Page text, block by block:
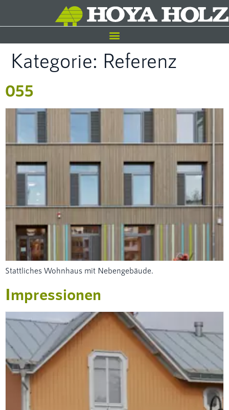
Kategorie: Referenz
055
Stattliches Wohnhaus mit Nebengebäude.
Impressionen